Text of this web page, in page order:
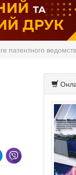
патентного